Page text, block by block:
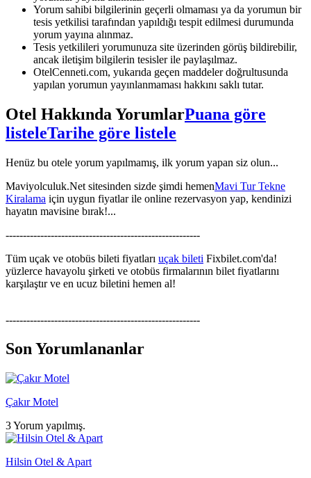
Yorum sahibi bilgilerinin geçerli olmaması ya da yorumun bir
tesis yetkilisi tarafından yapıldığı tespit edilmesi durumunda
yorum yayına alınmaz.
Tesis yetkilileri yorumunuza site üzerinden görüş bildirebilir,
ancak iletişim bilgilerin tesisler ile paylaşılmaz.
OtelCenneti.com, yukarıda geçen maddeler doğrultusunda
yapılan yorumun yayınlanmaması hakkını saklı tutar.
Otel Hakkında YorumlarPuana göre
listeleTarihe göre listele
Henüz bu otele yorum yapılmamış, ilk yorum yapan siz olun...
Maviyolculuk.Net sitesinden sizde şimdi hemenMavi Tur Tekne
Kiralama için uygun fiyatlar ile online rezervasyon yap, kendinizi
hayatın mavisine bırak!...
--------------------------------------------------------
Tüm uçak ve otobüs bileti fiyatları uçak bileti Fixbilet.com'da!
yüzlerce havayolu şirketi ve otobüs firmalarının bilet fiyatlarını
karşılaştır ve en ucuz biletini hemen al!
--------------------------------------------------------
Son Yorumlananlar
Çakır Motel
3 Yorum yapılmış.
Hilsin Otel & Apart